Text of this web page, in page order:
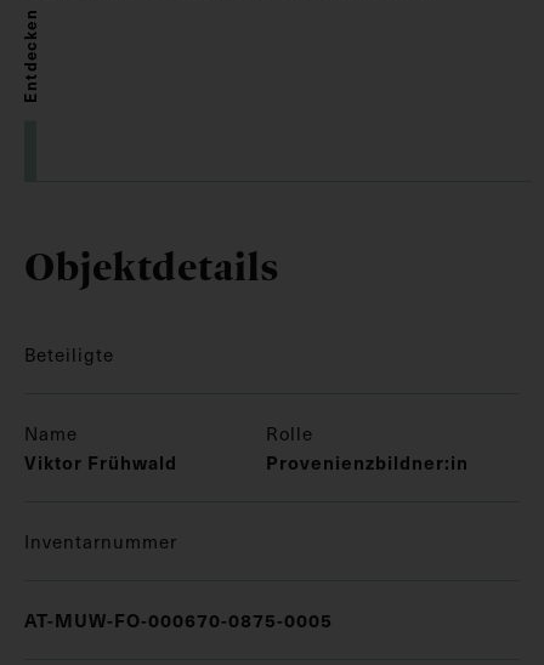
Entdecken
Objektdetails
Beteiligte
Name Rolle
Viktor Frühwald Provenienzbildner:in
Inventarnummer
AT-MUW-FO-000670-0875-0005